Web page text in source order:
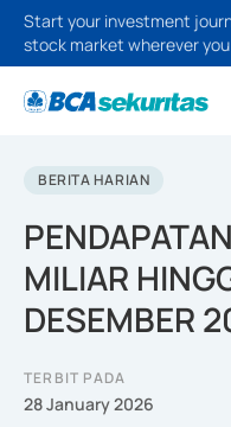
Start your investment
stock market wherever
BERITA HARIAN
MILIAR
DESEMBER
TERBIT PADA
28 January 2026